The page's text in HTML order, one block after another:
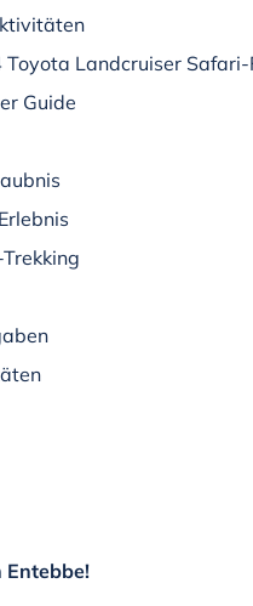
Landcruiser
Guide
Entebbe!